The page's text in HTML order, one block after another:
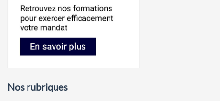
Nos rubriques